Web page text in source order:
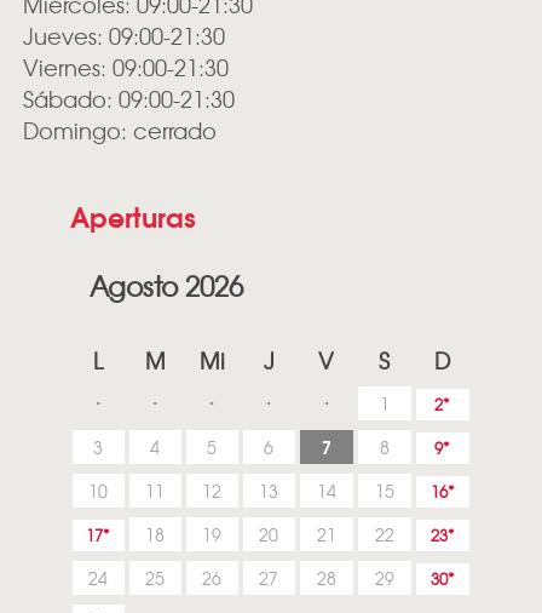
Jueves: 09:00-21:30
Viernes: 09:00-21:30
Sábado: 09:00-21:30
Domingo: cerrado
Aperturas
Agosto 2026
L M Mi J V S D
1 2
3 4 5 6 7 8 9
10 11 12 13 14 15
16
17
18 19 20 21 22 23
24 25 26 27 28 29 30